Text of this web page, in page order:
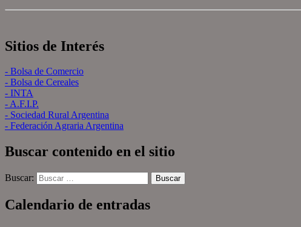
Sitios de Interés
- Bolsa de Comercio
- Bolsa de Cereales
- INTA
- A.F.I.P.
- Sociedad Rural Argentina
- Federación Agraria Argentina
Buscar contenido en el sitio
Buscar:
Calendario de entradas